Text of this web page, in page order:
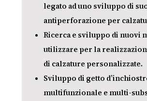
legato ad uno sviluppo di
antiperforazione per
Ricerca e sviluppo di nuovi
utilizzare per la
di calzature personalizzate.
Sviluppo di getto
multifunzionale e multi-